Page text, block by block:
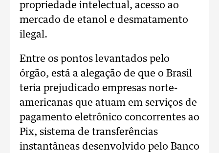
propriedade intelectual, acesso ao
mercado de etanol e desmatamento
ilegal.
Entre os pontos levantados pelo
órgão, está a alegação de que o Brasil
teria prejudicado empresas norte-
americanas que atuam em serviços de
pagamento eletrônico concorrentes ao
Pix, sistema de transferências
instantâneas desenvolvido pelo Banco